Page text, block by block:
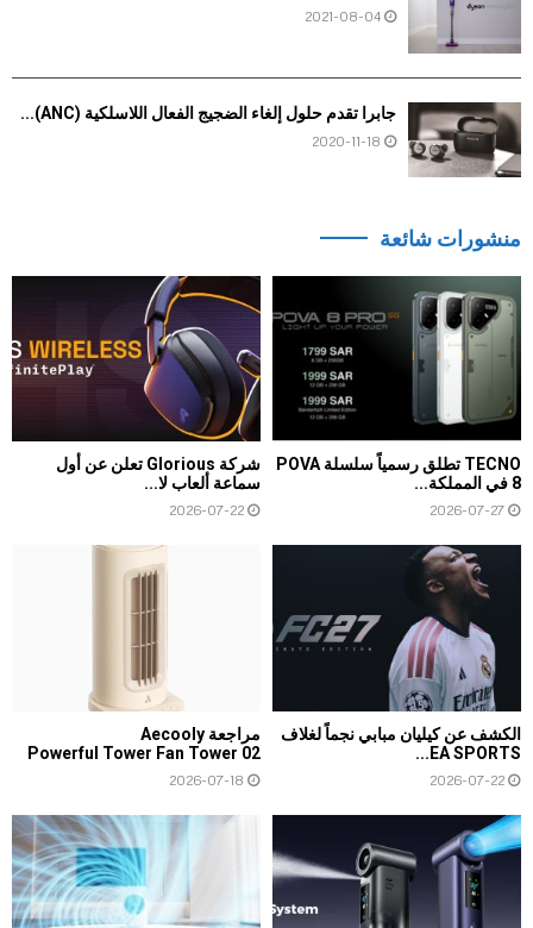
2021-08-04
جابرا تقدم حلول إلغاء الضجيج الفعال اللاسلكية (ANC)...
2020-11-18
منشورات شائعة
TECNO تطلق رسمياً سلسلة POVA
8 في المملكة...
2026-07-27
شركة Glorious تعلن عن أول
سماعة ألعاب لا...
2026-07-22
الكشف عن كيليان مبابي نجماً لغلاف
EA SPORTS...
2026-07-22
مراجعة Aecooly
Powerful Tower Fan Tower 02
2026-07-18